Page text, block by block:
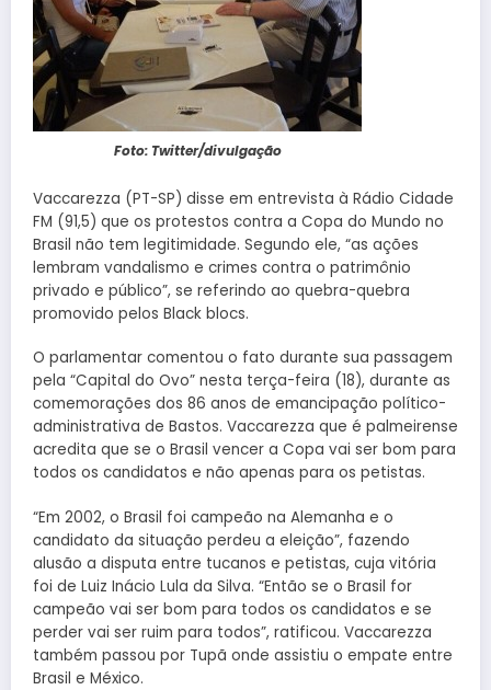
Foto: Twitter/divulgação
Vaccarezza (PT-SP) disse em entrevista à Rádio Cidade
FM (91,5) que os protestos contra a Copa do Mundo no
Brasil não tem legitimidade. Segundo ele, “as ações
lembram vandalismo e crimes contra o patrimônio
privado e público”, se referindo ao quebra-quebra
promovido pelos Black blocs.
O parlamentar comentou o fato durante sua passagem
pela “Capital do Ovo” nesta terça-feira (18), durante as
comemorações dos 86 anos de emancipação político-
administrativa de Bastos. Vaccarezza que é palmeirense
acredita que se o Brasil vencer a Copa vai ser bom para
todos os candidatos e não apenas para os petistas.
“Em 2002, o Brasil foi campeão na Alemanha e o
candidato da situação perdeu a eleição”, fazendo
alusão a disputa entre tucanos e petistas, cuja vitória
foi de Luiz Inácio Lula da Silva. “Então se o Brasil for
campeão vai ser bom para todos os candidatos e se
perder vai ser ruim para todos”, ratificou. Vaccarezza
também passou por Tupã onde assistiu o empate entre
Brasil e México.